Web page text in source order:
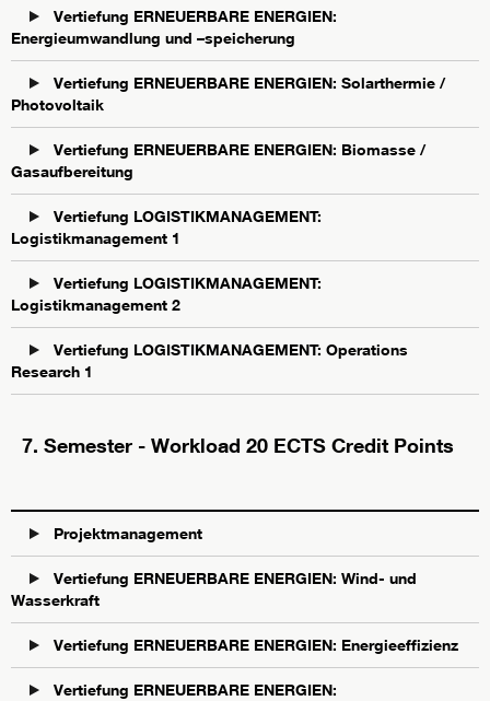
Vertiefung ERNEUERBARE ENERGIEN:
Energieumwandlung und –speicherung
Vertiefung ERNEUERBARE ENERGIEN: Solarthermie /
Photovoltaik
Vertiefung ERNEUERBARE ENERGIEN: Biomasse /
Gasaufbereitung
Vertiefung LOGISTIKMANAGEMENT:
Logistikmanagement 1
Vertiefung LOGISTIKMANAGEMENT:
Logistikmanagement 2
Vertiefung LOGISTIKMANAGEMENT: Operations
Research 1
7. Semester - Workload 20 ECTS Credit Points
Projektmanagement
Vertiefung ERNEUERBARE ENERGIEN: Wind- und
Wasserkraft
Vertiefung ERNEUERBARE ENERGIEN: Energieeffizienz
Vertiefung ERNEUERBARE ENERGIEN: